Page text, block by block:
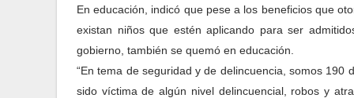
En educación, indicó que pese a los beneficios que
existan niños que estén aplicando para ser
gobierno, también se quemó en educación.
“En tema de seguridad y de delincuencia, somos
sido víctima de algún nivel delincuencial, robos y